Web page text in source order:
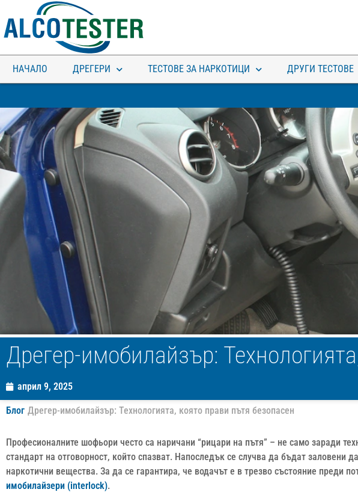
НАЧАЛО ДРЕГЕРИ ТЕСТОВЕ ЗА НАРКОТИЦИ ДРУГИ ТЕСТОВЕ
Дрегер-имобилайзър:
април 9, 2025
Блог Дрегер-имобилайзър: Технологията, която прави пътя безопасен
Професионалните шофьори често са наричани “рицари на пътя” – не само заради
стандарт на отговорност, който спазват. Напоследък се случва да бъдат заловени
наркотични вещества. За да се гарантира, че водачът е в трезво състояние преди
имобилайзери (interlock).